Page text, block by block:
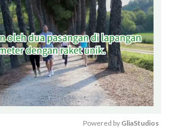
Powered by GliaStudios